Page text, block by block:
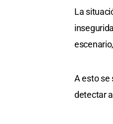
La
A esto se
detectar